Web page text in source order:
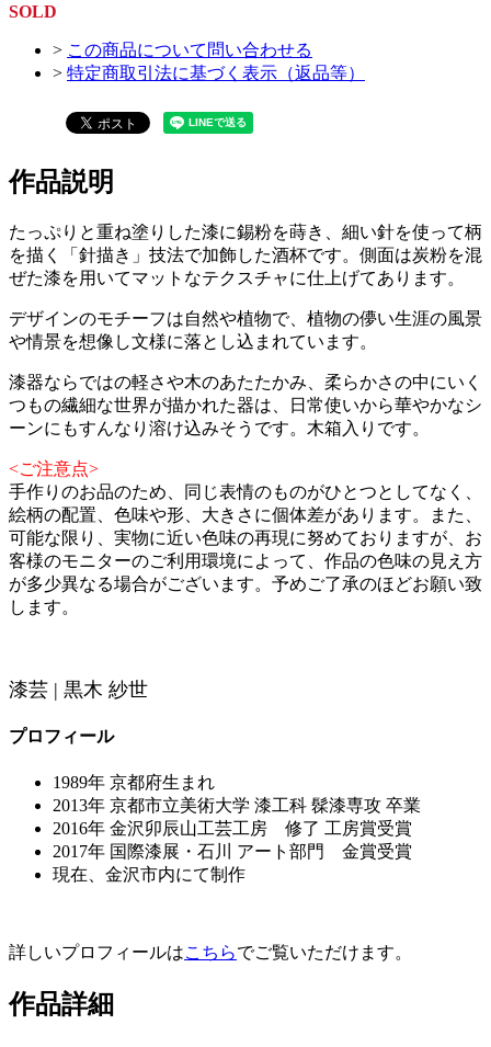
SOLD
> この商品について問い合わせる
> 特定商取引法に基づく表示（返品等）
作品説明
たっぷりと重ね塗りした漆に錫粉を蒔き、細い針を使って柄
を描く「針描き」技法で加飾した酒杯です。側面は炭粉を混
ぜた漆を用いてマットなテクスチャに仕上げてあります。
デザインのモチーフは自然や植物で、植物の儚い生涯の風景
や情景を想像し文様に落とし込まれています。
漆器ならではの軽さや木のあたたかみ、柔らかさの中にいく
つもの繊細な世界が描かれた器は、日常使いから華やかなシ
ーンにもすんなり溶け込みそうです。木箱入りです。
<ご注意点>
手作りのお品のため、同じ表情のものがひとつとしてなく、
絵柄の配置、色味や形、大きさに個体差があります。また、
可能な限り、実物に近い色味の再現に努めておりますが、お
客様のモニターのご利用環境によって、作品の色味の見え方
が多少異なる場合がございます。予めご了承のほどお願い致
します。
漆芸 | 黒木 紗世
プロフィール
1989年 京都府生まれ
2013年 京都市立美術大学 漆工科 髹漆専攻 卒業
2016年 金沢卯辰山工芸工房 修了 工房賞受賞
2017年 国際漆展・石川 アート部門 金賞受賞
現在、金沢市内にて制作
詳しいプロフィールはこちらでご覧いただけます。
作品詳細